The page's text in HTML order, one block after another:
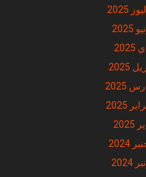
2025
2025
2025
2025
2025
2024
2024